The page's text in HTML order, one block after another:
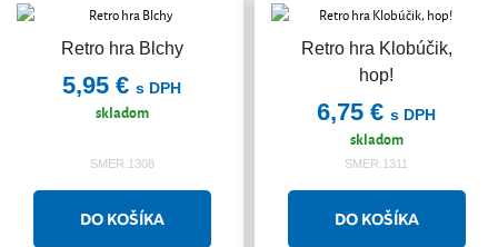
Retro hra Blchy
5,95 € s DPH
skladom
SMER.1308
Retro hra Klobúčik,
hop!
6,75 € s DPH
skladom
SMER.1311